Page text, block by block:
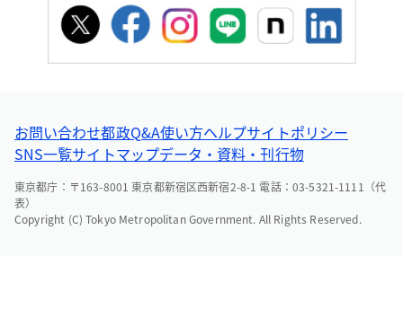
お問い合わせ都政Q&A使い方ヘルプサイトポリシー
SNS一覧サイトマップデータ・資料・刊行物
東京都庁：〒163-8001 東京都新宿区西新宿2-8-1 電話：03-5321-1111（代
表）
Copyright (C) Tokyo Metropolitan Government. All Rights Reserved.